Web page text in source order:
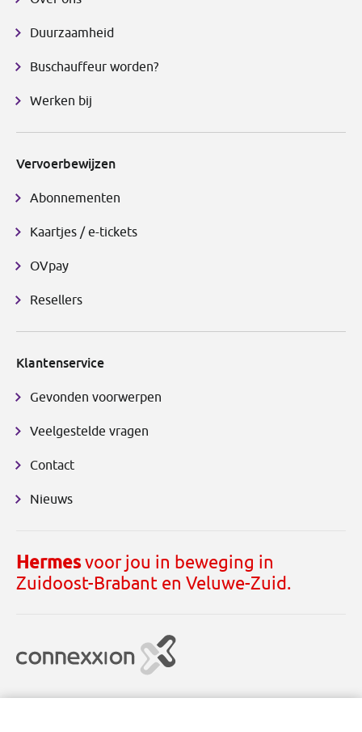
Duurzaamheid
Buschauffeur worden?
Werken bij
Vervoerbewijzen
Abonnementen
Kaartjes / e-tickets
OVpay
Resellers
Klantenservice
Gevonden voorwerpen
Veelgestelde vragen
Contact
Nieuws
Hermesvoor jou in beweging in
Zuidoost-Brabant en Veluwe-Zuid.